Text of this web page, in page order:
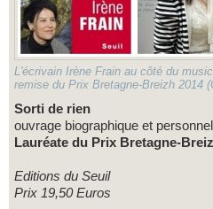
L'écrivain Irène Frain au côté du
remise du Prix Bretagne-Breizh 2014
Sorti de rien
ouvrage biographique et personnel
Lauréate du Prix Bretagne-
Editions du Seuil
Prix 19,50 Euros